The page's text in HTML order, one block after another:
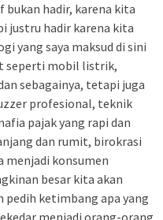
hadir, karena kita
justru hadir karena kita
yang saya maksud di sini
seperti mobil listrik,
sebagainya, tetapi juga
profesional, teknik
pajak yang rapi dan
dan rumit, birokrasi
menjadi konsumen
besar kita akan
pedih ketimbang apa yang